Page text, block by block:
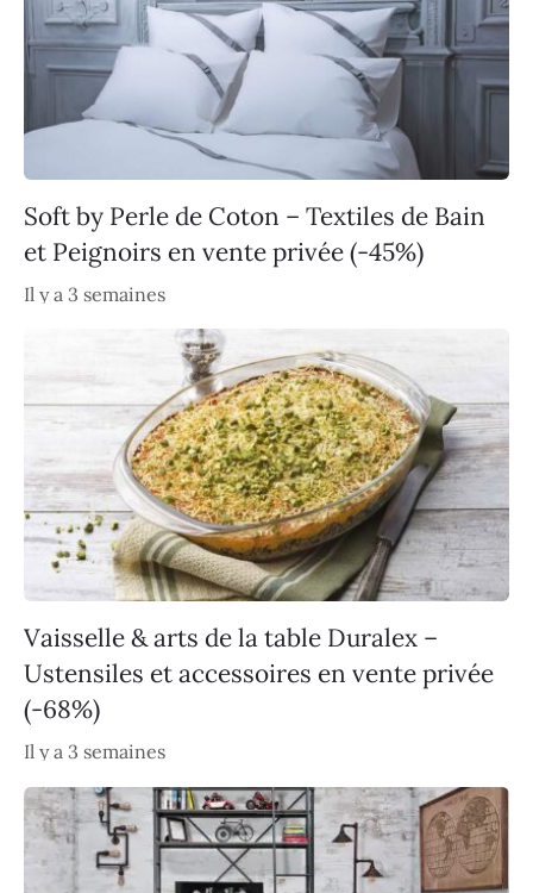
Soft by Perle de Coton – Textiles de Bain
et Peignoirs en vente privée (-45%)
Il y a 3 semaines
Vaisselle & arts de la table Duralex –
Ustensiles et accessoires en vente privée
(-68%)
Il y a 3 semaines